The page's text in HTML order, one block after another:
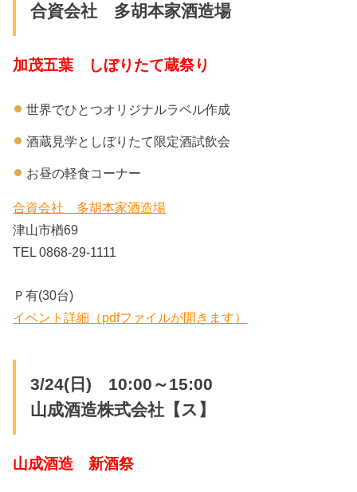
合資会社 多胡本家酒造場
加茂五葉 しぼりたて蔵祭り
世界でひとつオリジナルラベル作成
酒蔵見学としぼりたて限定酒試飲会
お昼の軽食コーナー
合資会社 多胡本家酒造場
津山市楢69
TEL 0868-29-1111
Ｐ有(30台)
イベント詳細（pdfファイルが開きます）
3/24(日) 10:00～15:00
山成酒造株式会社【ス】
山成酒造 新酒祭